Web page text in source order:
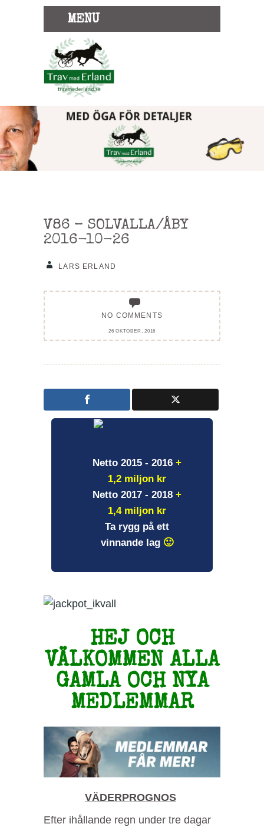
MENU
V86 – SOLVALLA/ÅBY
2016-10-26
LARS ERLAND
NO COMMENTS
26 OKTOBER, 2016
Netto 2015 - 2016+
1,2 miljon kr
Netto 2017 - 2018+
1,4 miljon kr
Ta rygg på ett
vinnande lag🙂
HEJ OCH
VÄLKOMMEN ALLA
GAMLA OCH NYA
MEDLEMMAR
VÄDERPROGNOS
Efter ihållande regn under tre dagar